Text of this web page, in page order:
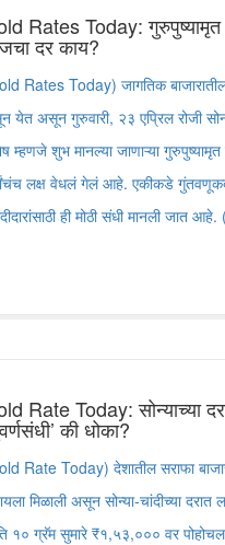
Rates Today: गुरुपुष्यामृत
दर काय?
Rates Today) जागतिक
येत असून गुरुवारी, २३ एप्रिल रोजी
म्हणजे शुभ मानल्या जाणाऱ्या
लक्ष वेधलं गेलं आहे. एकीकडे
ही मोठी संधी मानली जात
Rate Today: सोन्याच्या
की धोका?
Rate Today) देशातील सराफा
मिळाली असून सोन्या-चांदीच्या
१० ग्रॅम सुमारे ₹१,५३,००० वर